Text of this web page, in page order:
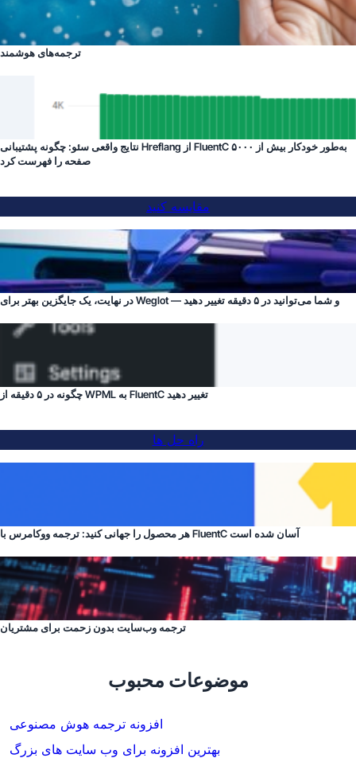
ترجمه‌های هوشمند
نتایج واقعی سئو: چگونه پشتیبانی Hreflang از FluentC به‌طور خودکار بیش از ۵۰۰۰
صفحه را فهرست کرد
مقایسه کنید
در نهایت، یک جایگزین بهتر برای Weglot — و شما می‌توانید در ۵ دقیقه تغییر دهید
چگونه در ۵ دقیقه از WPML به FluentC تغییر دهید
راه حل ها
هر محصول را جهانی کنید: ترجمه ووکامرس با FluentC آسان شده است
ترجمه وب‌سایت بدون زحمت برای مشتریان
موضوعات محبوب
افزونه ترجمه هوش مصنوعی
بهترین افزونه برای وب سایت های بزرگ